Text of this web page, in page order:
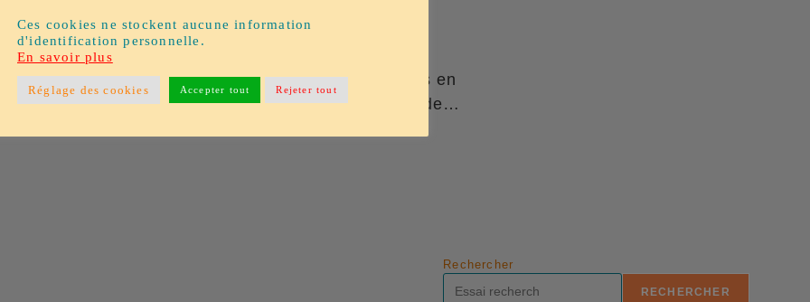
destination en ligne ultime pour tous vos besoins en
car ou caravanes ! Que vous soyez un passionné de…
Rechercher
RECHERCHER
Ces cookies ne stockent aucune information
d'identification personnelle.
En savoir plus
Réglage des cookies Accepter tout Rejeter tout